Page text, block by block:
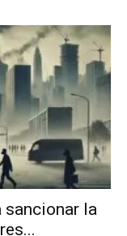
sancionar la